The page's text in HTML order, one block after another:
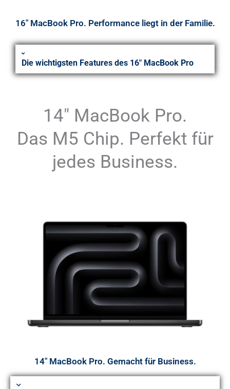
16" MacBook Pro. Performance liegt in der Familie.
Die wichtigsten Features des 16" MacBook Pro
14" MacBook Pro.
Das M5 Chip. Perfekt für
jedes Business.
14" MacBook Pro. Gemacht für Business.